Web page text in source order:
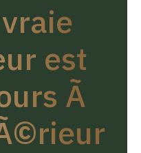
est
Ã